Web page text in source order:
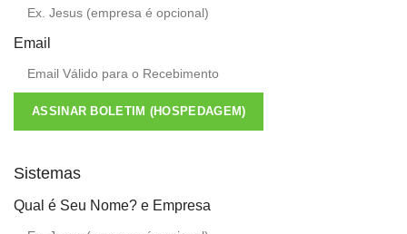
Email
ASSINAR BOLETIM (HOSPEDAGEM)
Sistemas
Qual é Seu Nome? e Empresa